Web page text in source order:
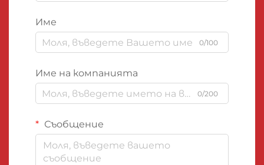
Име
0/100
Име на компанията
0/200
Съобщение